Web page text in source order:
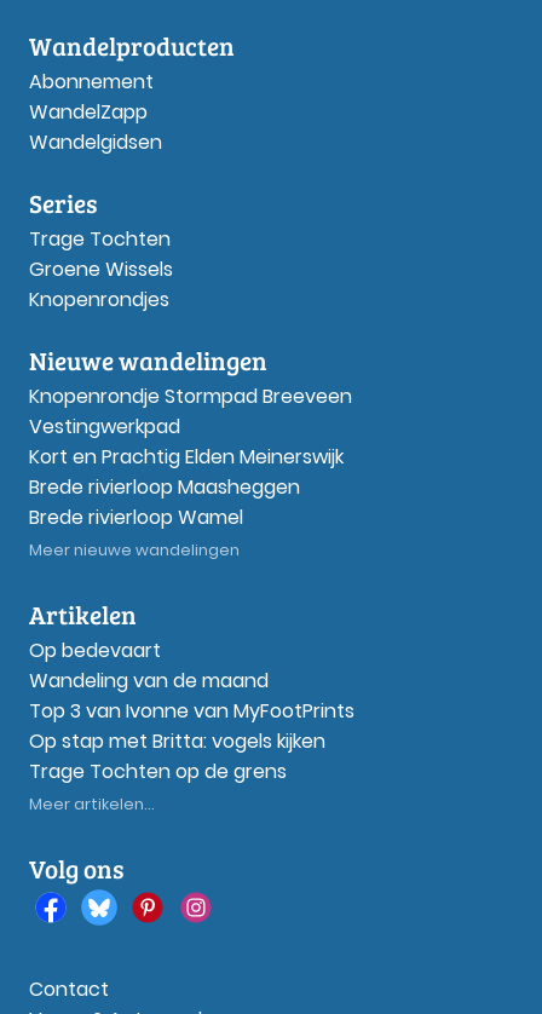
Wandelproducten
Abonnement
WandelZapp
Wandelgidsen
Series
Trage Tochten
Groene Wissels
Knopenrondjes
Nieuwe wandelingen
Knopenrondje Stormpad Breeveen
Vestingwerkpad
Kort en Prachtig Elden Meinerswijk
Brede rivierloop Maasheggen
Brede rivierloop Wamel
Meer nieuwe wandelingen
Artikelen
Op bedevaart
Wandeling van de maand
Top 3 van Ivonne van MyFootPrints
Op stap met Britta: vogels kijken
Trage Tochten op de grens
Meer artikelen...
Volg ons
Contact